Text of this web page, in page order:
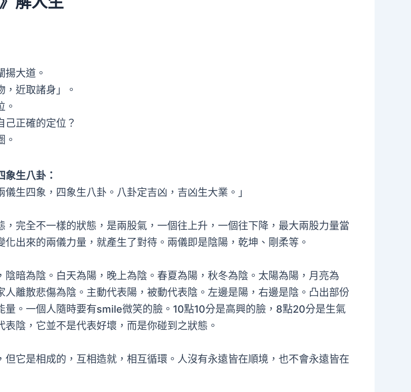
大道。
近取諸身」。
。
己正確的定位？
。
生八卦：
生四象，四象生八卦。八卦定吉凶，吉凶生大業。」
完全不一樣的狀態，是兩股氣，一個往上升，一個往下降，最大兩股力量當
出來的兩儀力量，就產生了對待。兩儀即是陰陽，乾坤、剛柔等。
暗為陰。白天為陽，晚上為陰。春夏為陽，秋冬為陰。太陽為陽，月亮為
離散悲傷為陰。主動代表陽，被動代表陰。左邊是陽，右邊是陰。凸出部份
量。一個人隨時要有smile微笑的臉。10點10分是高興的臉，8點20分是生氣
陰，它並不是代表好壞，而是你碰到之狀態。
它是相成的，互相造就，相互循環。人沒有永遠皆在順境，也不會永遠皆在